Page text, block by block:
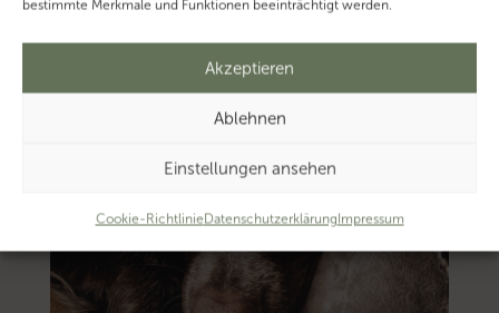
bestimmte Merkmale und Funktionen beeinträchtigt werden.
Akzeptieren
Ablehnen
Einstellungen ansehen
Cookie-RichtlinieDatenschutzerklärungImpressum